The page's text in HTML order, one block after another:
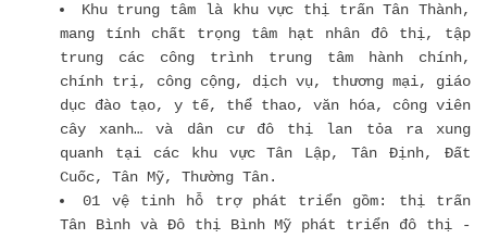
Khu trung tâm là khu vực thị trấn Tân Thành,
mang tính chất trọng tâm hạt nhân đô thị, tập
trung các công trình trung tâm hành chính,
chính trị, công cộng, dịch vụ, thương mại, giáo
dục đào tạo, y tế, thể thao, văn hóa, công viên
cây xanh… và dân cư đô thị lan tỏa ra xung
quanh tại các khu vực Tân Lập, Tân Định, Đất
Cuốc, Tân Mỹ, Thường Tân.
01 vệ tinh hỗ trợ phát triển gồm: thị trấn
Tân Bình và Đô thị Bình Mỹ phát triển đô thị -